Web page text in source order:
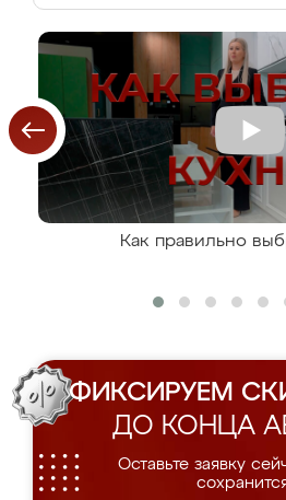
Как правильно
ФИКСИРУЕМ
ДО КОНЦА
Оставьте заявку